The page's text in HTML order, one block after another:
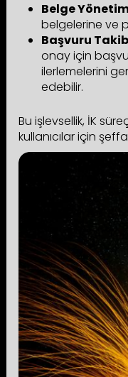
Belge
belgelerine ve
Başvuru
onay için
ilerlemelerini
edebilir.
Bu işlevsellik, İK
kullanıcılar için